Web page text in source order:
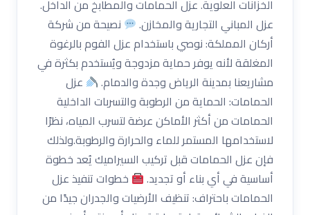
الخزانات العلوية. عزل الحمامات والمطابخ من الداخل.
عزل المباني التجارية والمخازن.
نصيحة من شركة
أركان المملكة: نوصي باستخدام عزل الفوم بالرغوة
المغلقة لأنه يوفر حماية مزدوجة ويُستخدم بكثرة في
مشاريعنا بمدينة الرياض وجدة والدمام.
عزل
الحمامات: الحماية من الرطوبة والتسربات الداخلية
الحمامات من أكثر الأماكن عرضة لتسرب المياه، نظرًا
لاستخدامها المستمر للماء والحرارة والرطوبة.ولذلك
فإن عزل الحمامات قبل تركيب السيراميك يُعد خطوة
أساسية في أي بناء أو تجديد.
خطوات تنفيذ عزل
الحمامات باحتراف: تنظيف الأرضيات والجدران جيدًا من